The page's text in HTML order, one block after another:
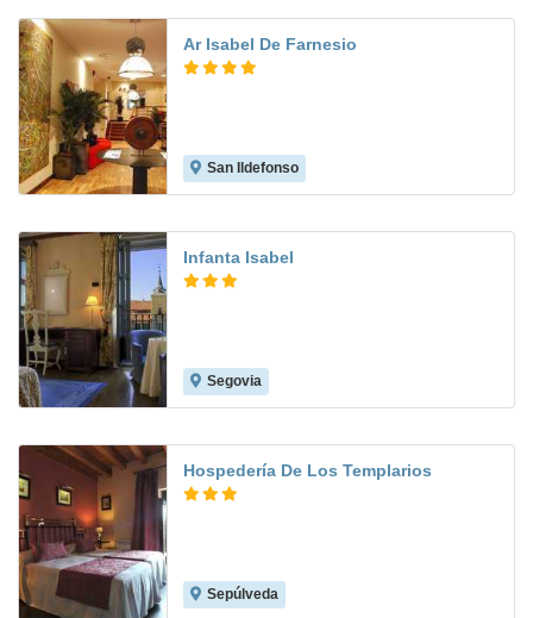
Ar Isabel De Farnesio
San Ildefonso
Infanta Isabel
Segovia
Hospedería De Los Templarios
Sepúlveda